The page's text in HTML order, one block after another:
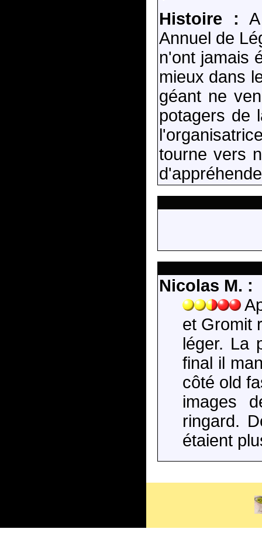
Histoire :
Annuel de
n'ont jamais
mieux dans
géant ne
potagers de
tourne vers
Nicolas M. :
et Gromit
léger. La
final il
côté old
images
ringard.
étaient